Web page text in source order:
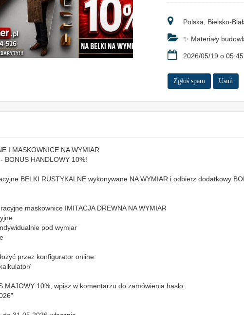
Polska, Bielsko-
✨ Materiały
2026/05/19 o 05:45
Zgłoś spam Usuń
I MASKOWNICE NA WYMIAR
BONUS HANDLOWY 10%!
BELKI RUSTYKALNE wykonywane NA WYMIAR i odbierz dodatkowy
maskownice IMITACJA DREWNA NA WYMIAR
pod wymiar
przez konfigurator online:
MAJOWY 10%, wpisz w komentarzu do zamówienia hasło: